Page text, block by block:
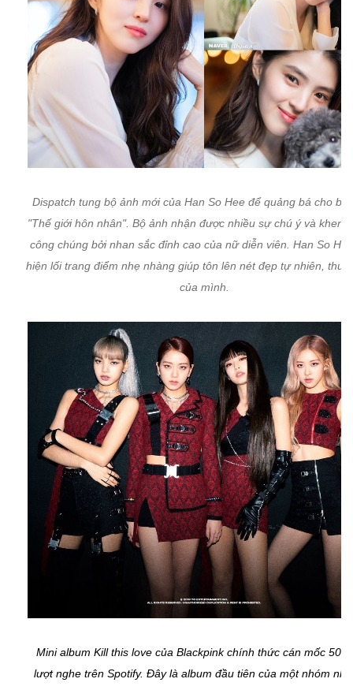
Dispatch tung bộ ảnh mới của Han So Hee để quảng bá cho bộ
"Thế giới hôn nhân". Bộ ảnh nhận được nhiều sự chú ý và khen
công chúng bởi nhan sắc đỉnh cao của nữ diễn viên. Han So
hiện lối trang điểm nhẹ nhàng giúp tôn lên nét đẹp tự nhiên,
của mình.
Mini album Kill this love của Blackpink chính thức cán mốc 500
lượt nghe trên Spotify. Đây là album đầu tiên của một nhóm